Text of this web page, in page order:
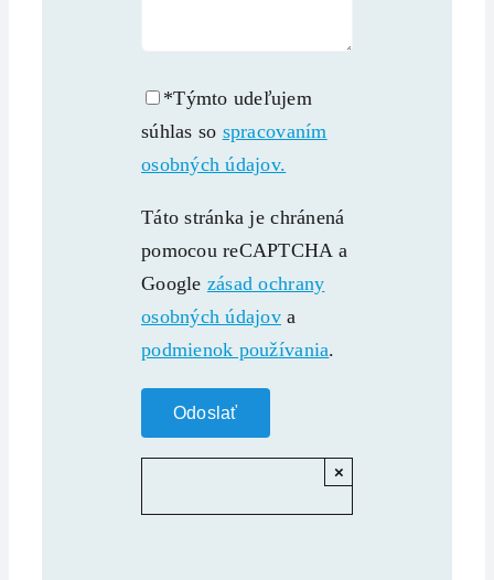
*Týmto udeľujem
súhlas so spracovaním
osobných údajov.
Táto stránka je chránená
pomocou reCAPTCHA a
Google zásad ochrany
osobných údajov a
podmienok používania.
×